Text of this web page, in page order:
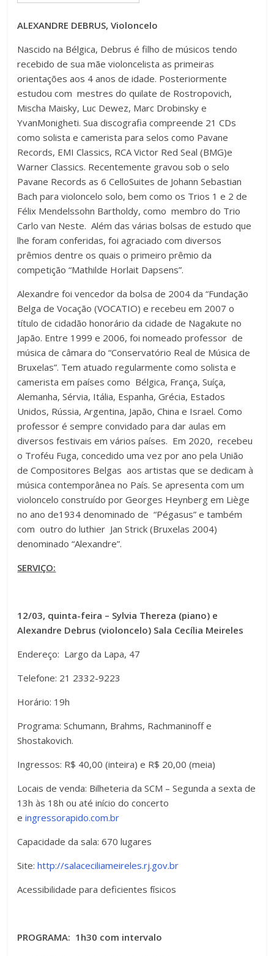
ALEXANDRE DEBRUS, Violoncelo
Nascido na Bélgica, Debrus é filho de músicos tendo
recebido de sua mãe violoncelista as primeiras
orientações aos 4 anos de idade. Posteriormente
estudou com mestres do quilate de Rostropovich,
Mischa Maisky, Luc Dewez, Marc Drobinsky e
YvanMonigheti. Sua discografia compreende 21 CDs
como solista e camerista para selos como Pavane
Records, EMI Classics, RCA Victor Red Seal (BMG)e
Warner Classics. Recentemente gravou sob o selo
Pavane Records as 6 CelloSuites de Johann Sebastian
Bach para violoncelo solo, bem como os Trios 1 e 2 de
Félix Mendelssohn Bartholdy, como membro do Trio
Carlo van Neste. Além das várias bolsas de estudo que
lhe foram conferidas, foi agraciado com diversos
prêmios dentre os quais o primeiro prêmio da
competição “Mathilde Horlait Dapsens”.
Alexandre foi vencedor da bolsa de 2004 da “Fundação
Belga de Vocação (VOCATIO) e recebeu em 2007 o
título de cidadão honorário da cidade de Nagakute no
Japão. Entre 1999 e 2006, foi nomeado professor de
música de câmara do “Conservatório Real de Música de
Bruxelas”. Tem atuado regularmente como solista e
camerista em países como Bélgica, França, Suíça,
Alemanha, Sérvia, Itália, Espanha, Grécia, Estados
Unidos, Rússia, Argentina, Japão, China e Israel. Como
professor é sempre convidado para dar aulas em
diversos festivais em vários países. Em 2020, recebeu
o Troféu Fuga, concedido uma vez por ano pela União
de Compositores Belgas aos artistas que se dedicam à
música contemporânea no País. Se apresenta com um
violoncelo construído por Georges Heynberg em Liège
no ano de1934 denominado de “Pégasus” e também
com outro do luthier Jan Strick (Bruxelas 2004)
denominado “Alexandre”.
SERVIÇO:
12/03, quinta-feira – Sylvia Thereza (piano) e
Alexandre Debrus (violoncelo) Sala Cecília Meireles
Endereço: Largo da Lapa, 47
Telefone: 21 2332-9223
Horário: 19h
Programa: Schumann, Brahms, Rachmaninoff e
Shostakovich.
Ingressos: R$ 40,00 (inteira) e R$ 20,00 (meia)
Locais de venda: Bilheteria da SCM – Segunda a sexta de
13h às 18h ou até início do concerto
eingressorapido.com.br
Capacidade da sala: 670 lugares
Site:http://salaceciliameireles.rj.gov.br
Acessibilidade para deficientes físicos
PROGRAMA: 1h30 com intervalo